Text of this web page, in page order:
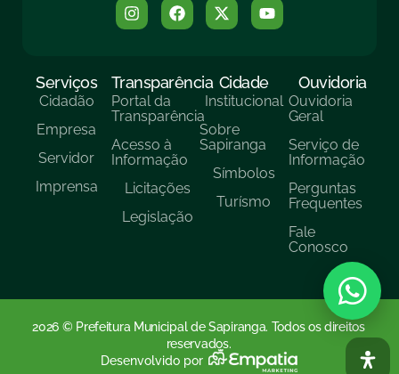
Serviços
Cidadão
Empresa
Servidor
Imprensa
Transparência
Portal da
Transparência
Acesso à
Informação
Licitações
Legislação
Cidade
Institucional
Sobre
Sapiranga
Símbolos
Turísmo
Ouvidoria
Ouvidoria
Geral
Serviço de
Informação
Perguntas
Frequentes
Fale
Conosco
2026 © Prefeitura Municipal de Sapiranga. Todos os direitos
reservados.
Desenvolvido por